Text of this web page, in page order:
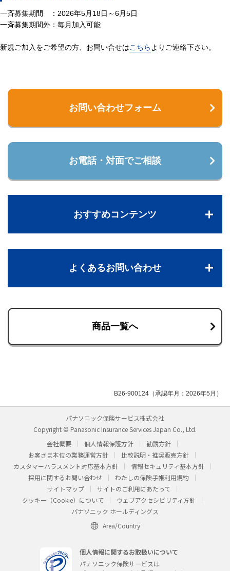
一斉募集期間 ：2026年5月18日～6月5日
一斉募集期間外：毎月加入可能
新規ご加入をご希望の方、お問い合せはこちら よりご連絡下さい。
お問い合わせフォーム
お電話・対面でご相談
おすすめコンテンツ
よくあるお問い合わせ
商品一覧へ
B26-900124（承認年月：2026年5月）
パナソニック保険サービス株式会社
Copyright © Panasonic Insurance Services Japan Co., Ltd.
会社概要
個人情報保護方針
勧誘方針
お客さま本位の業務運営方針
比較説明・推奨販売方針
カスタマーハラスメント対応基本方針
情報セキュリティ基本方針
採用に関するお問い合わせ
わたしの保険手帳利用規約
サイトマップ
サイトのご利用にあたって
クッキー（Cookie）について
ウェブアクセシビリティ方針
パナソニック ホールディングス
Area/Country
個人情報に関するお取扱いについて
パナソニック保険サービスは